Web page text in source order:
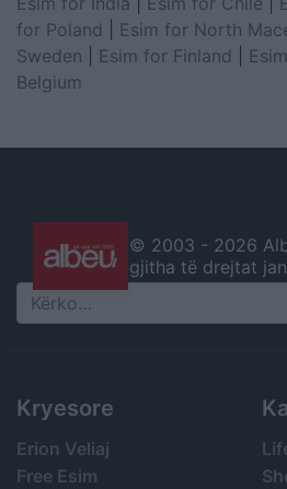
for Poland
Esim for North
Sweden
Esim for Finland
Belgium
© 2003 - 2026
gjitha të drejtat
Search
Kryesore
Erion Veliaj
Free Esim